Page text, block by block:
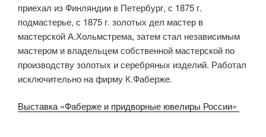
приехал из Финляндии в Петербург, с 1875 г.
подмастерье, с 1875 г. золотых дел мастер в
мастерской А.Хольмстрема, затем стал независимым
мастером и владельцем собственной мастерской по
производству золотых и серебряных изделий. Работал
исключительно на фирму К.Фаберже.
Выставка «Фаберже и придворные ювелиры России»